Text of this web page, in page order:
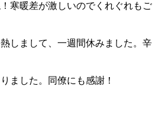
寒暖差が激しいのでくれぐれもご
しまして、一週間休みました。辛
ました。同僚にも感謝！